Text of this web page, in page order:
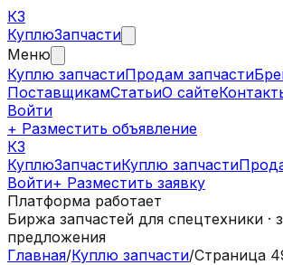
КЗ
КуплюЗапчасти
Меню
Куплю запчастиПродам запчасти
ПоставщикамСтатьиО сайте
Войти
+ Разместить объявление
КЗ
КуплюЗапчастиКуплю запчасти
Войти+ Разместить заявку
Платформа работает
Биржа запчастей для спецтехники ·
предложения
Главная/Куплю запчасти/Страница